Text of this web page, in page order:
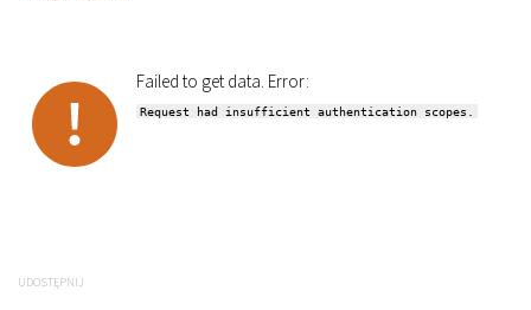
Failed to get data. Error:
Request had insufficient authentication scopes.
UDOSTĘPNIJ